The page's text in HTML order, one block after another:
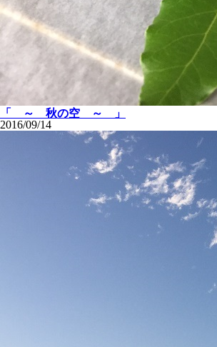
「 ～ 秋の空 ～ 」
2016/09/14